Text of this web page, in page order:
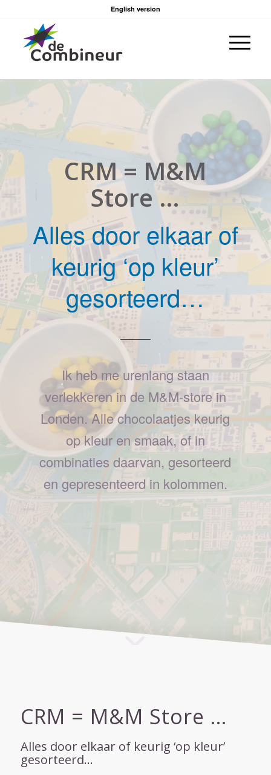
English version
CRM = M&M
Store …
Alles door elkaar of
keurig ‘op kleur’
gesorteerd…
Ik heb me urenlang staan
verlekkeren in de M&M-store in
Londen. Alle chocolaatjes keurig
op kleur en smaak, of in
combinaties daarvan, gesorteerd
en gepresenteerd in kolommen.
CRM = M&M Store …
Alles door elkaar of keurig ‘op kleur’
gesorteerd…